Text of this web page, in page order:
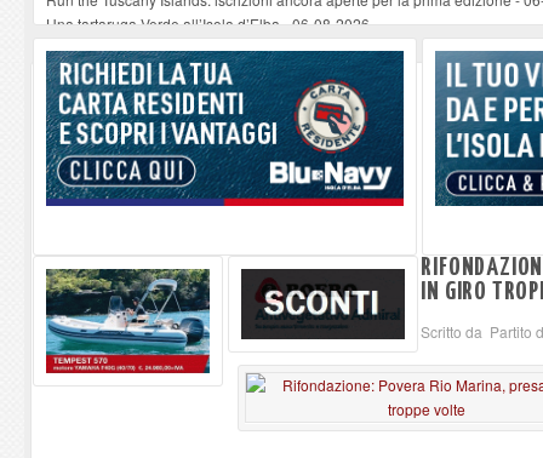
Una tartaruga Verde all’Isola d’Elba-06-08-2026
Furgone in fiamme a Capoliveri, illeso il conducente-06-08-2026
Campo: chiusura della biblioteca comunale in occasione del Santo Patrono
A Carpani si apre la Festa di Liberazione: il programma della prima serata-
IN GIRO
Scritto da Partito